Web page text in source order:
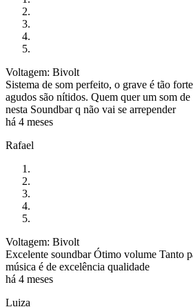
Voltagem: Bivolt
Sistema de som perfeito, o grave é tão
agudos são nítidos. Quem quer um som
nesta Soundbar q não vai se arrepender
há 4 meses
Rafael
Voltagem: Bivolt
Excelente soundbar Ótimo volume Tanto
música é de excelência qualidade
há 4 meses
Luiza